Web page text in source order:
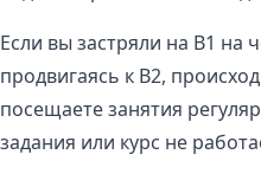
Если вы застряли на B1 на
продвигаясь к B2,
посещаете занятия
задания или курс не